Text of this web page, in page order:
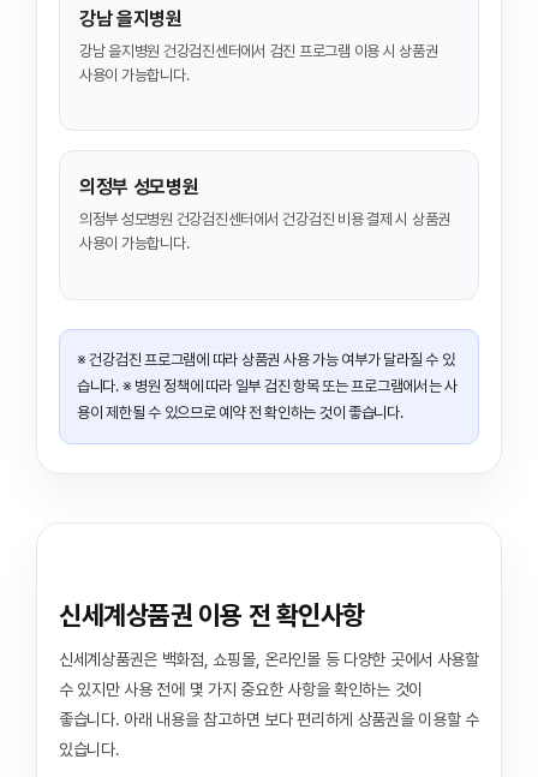
강남 을지병원
강남 을지병원 건강검진센터에서 검진 프로그램 이용 시 상품권
사용이 가능합니다.
의정부 성모병원
의정부 성모병원 건강검진센터에서 건강검진 비용 결제 시 상품권
사용이 가능합니다.
※ 건강검진 프로그램에 따라 상품권 사용 가능 여부가 달라질 수 있
습니다. ※ 병원 정책에 따라 일부 검진 항목 또는 프로그램에서는 사
용이 제한될 수 있으므로 예약 전 확인하는 것이 좋습니다.
신세계상품권 이용 전 확인사항
신세계상품권은 백화점, 쇼핑몰, 온라인몰 등 다양한 곳에서 사용할
수 있지만 사용 전에 몇 가지 중요한 사항을 확인하는 것이
좋습니다. 아래 내용을 참고하면 보다 편리하게 상품권을 이용할 수
있습니다.